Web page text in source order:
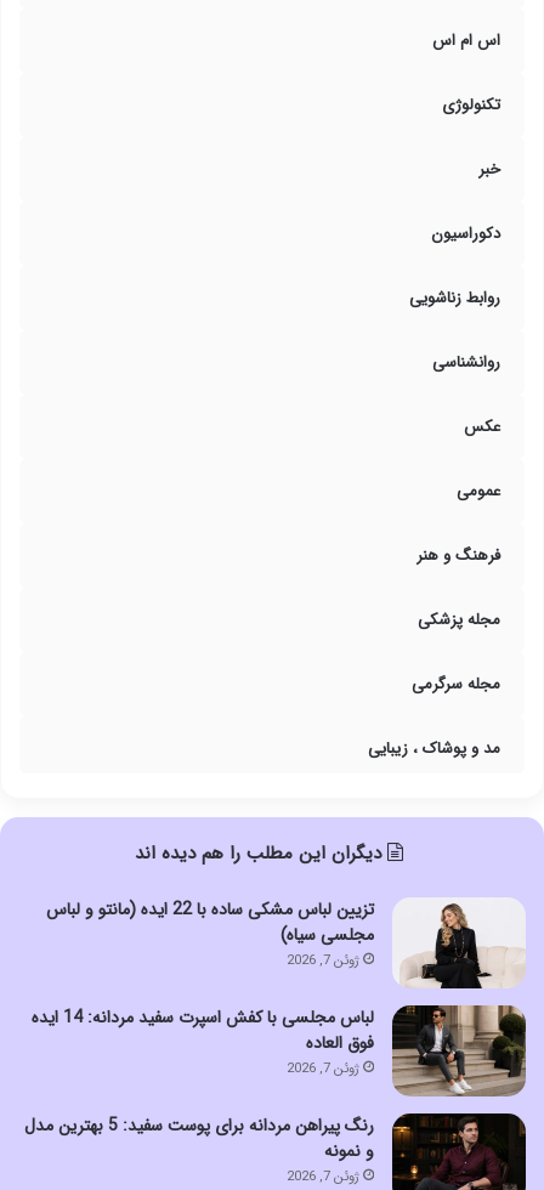
اس ام اس
تکنولوژی
خبر
دکوراسیون
روابط زناشویی
روانشناسی
عکس
عمومی
فرهنگ و هنر
مجله پزشکی
مجله سرگرمی
مد و پوشاک ، زیبایی
دیگران این مطلب را هم دیده اند
تزیین لباس مشکی ساده با 22 ایده (مانتو و لباس
مجلسی سیاه)
ژوئن 7, 2026
لباس مجلسی با کفش اسپرت سفید مردانه: 14 ایده
فوق العاده
ژوئن 7, 2026
رنگ پیراهن مردانه برای پوست سفید: 5 بهترین مدل
و نمونه
ژوئن 7, 2026